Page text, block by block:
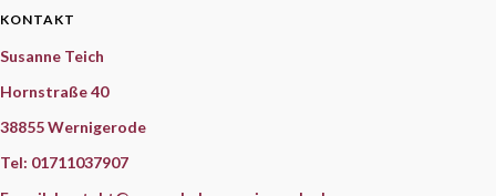
KONTAKT
Susanne Teich
Hornstraße 40
38855 Wernigerode
Tel: 01711037907